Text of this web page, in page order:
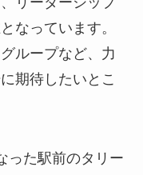
なっています。
ループなど、力
期待したいとこ
った駅前のタリー